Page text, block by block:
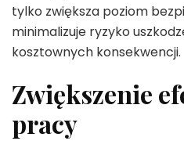
tylko zwiększa poziom
minimalizuje ryzyko
kosztownych konsekwencji.
Zwiększenie
pracy